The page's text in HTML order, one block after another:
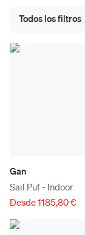
Todos los filtros
Gan
Sail Puf - Indoor
Desde 1185,80 €